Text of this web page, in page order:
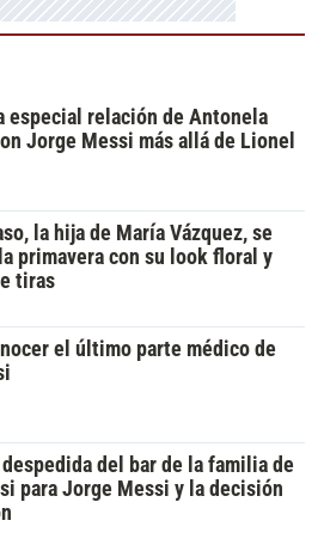
especial relación de Antonela
Jorge Messi más allá de Lionel
la hija de María Vázquez, se
primavera con su look floral y
tiras
el último parte médico de
del bar de la familia de
para Jorge Messi y la decisión